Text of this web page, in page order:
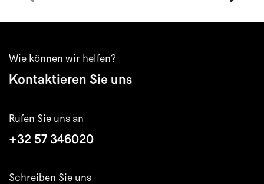
Wie können wir helfen?
Kontaktieren Sie uns
Rufen Sie uns an
+32 57 346020
Schreiben Sie uns